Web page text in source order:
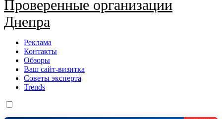
Проверенные организации
Днепра
Реклама
Контакты
Обзоры
Ваш сайт-визитка
Советы эксперта
Trends